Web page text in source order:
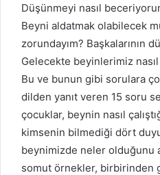
Düşünmeyi nasıl
Beyni aldatmak olabilecek
zorundayım? Başkalarının
Gelecekte beyinlerimiz
Bu ve bunun gibi sorulara
dilden yanıt veren 15 soru
çocuklar, beynin nasıl
kimsenin bilmediği dört
beynimizde neler olduğunu
somut örnekler, birbirinden